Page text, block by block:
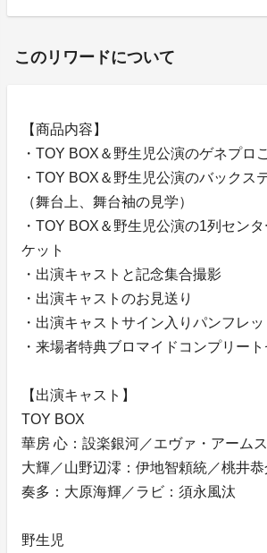
このリワードについて
【商品内容】
・TOY BOX＆野生児公演のゲネプロ
・TOY BOX＆野生児公演のバックス
（舞台上、舞台袖の見学）
・TOY BOX＆野生児公演の1列セン
ケット
・出演キャストと記念集合撮影
・出演キャストのお見送り
・出演キャストサイン入りパンフレッ
・来場者特典ブロマイドコンプリート
【出演キャスト】
TOY BOX
華房 心：設楽銀河／エヴァ・アーム
大輝／山野辺澪：伊地智頼統／桃井
奏多：大原海輝／ラビ：須永風汰
野生児